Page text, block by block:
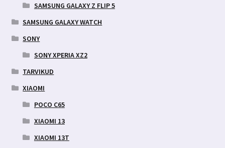
SAMSUNG GALAXY Z FLIP 5
SAMSUNG GALAXY WATCH
SONY
SONY XPERIA XZ2
TARVIKUD
XIAOMI
POCO C65
XIAOMI 13
XIAOMI 13T